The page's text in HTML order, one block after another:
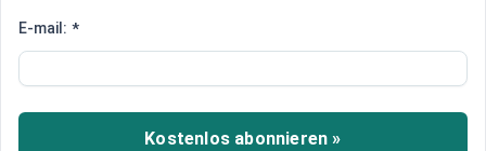
41 Milliarden Euro weg
Rettungs-Wahnsinn: Bundestag
beschließt gigantische Geld-
Vernichtung
E-mail: *
Kostenlos abonnieren »